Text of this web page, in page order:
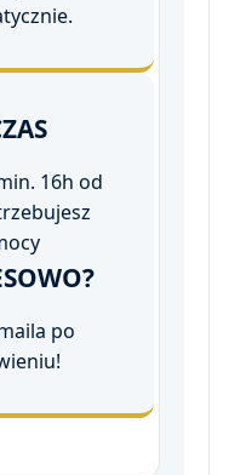
16h od
po